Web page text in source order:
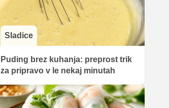
Sladice
Puding brez kuhanja: preprost trik
za pripravo v le nekaj minutah